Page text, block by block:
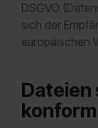
DSGVO
sich der
europäischen
Dateien